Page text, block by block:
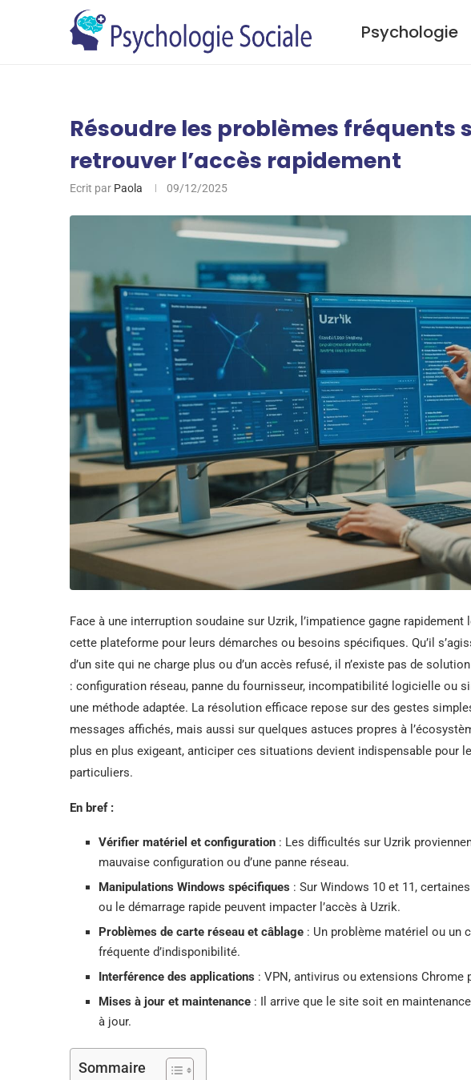
Psychologie
Résoudre les problèmes fréquents
retrouver l’accès rapidement
Ecrit par Paola 09/12/2025
Face à une interruption soudaine sur Uzrik, l’impatience gagne
cette plateforme pour leurs démarches ou besoins spécifiques. Qu’il
d’un site qui ne charge plus ou d’un accès refusé, il n’existe pas de
: configuration réseau, panne du fournisseur, incompatibilité logicielle ou
une méthode adaptée. La résolution efficace repose sur des gestes
messages affichés, mais aussi sur quelques astuces propres à
plus en plus exigeant, anticiper ces situations devient indispensable pour
particuliers.
En bref :
Vérifier matériel et configuration : Les difficultés sur Uzrik
mauvaise configuration ou d’une panne réseau.
Manipulations Windows spécifiques : Sur Windows 10 et 11,
ou le démarrage rapide peuvent impacter l’accès à Uzrik.
Problèmes de carte réseau et câblage : Un problème matériel ou un
fréquente d’indisponibilité.
Interférence des applications : VPN, antivirus ou extensions Chrome
Mises à jour et maintenance : Il arrive que le site soit en
à jour.
Sommaire